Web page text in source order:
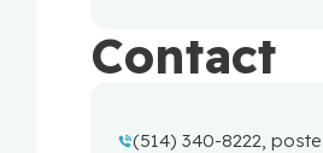
Contact
(514) 340-8222,